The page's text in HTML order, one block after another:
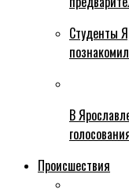
Студенты
В
Происшествия